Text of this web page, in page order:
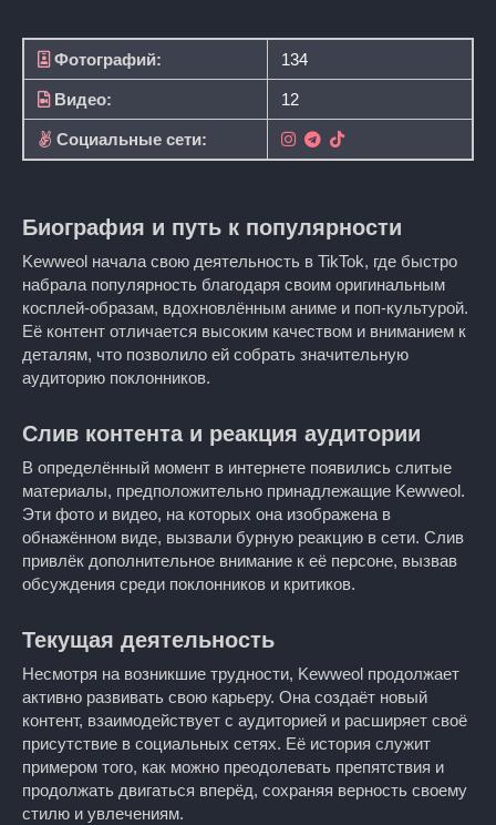
Фотографий: 134
Видео: 12
Социальные сети:
Биография и путь к популярности
Kewweol начала свою деятельность в TikTok, где быстро
набрала популярность благодаря своим оригинальным
косплей-образам, вдохновлённым аниме и поп-культурой.
Её контент отличается высоким качеством и вниманием к
деталям, что позволило ей собрать значительную
аудиторию поклонников.
Слив контента и реакция аудитории
В определённый момент в интернете появились слитые
материалы, предположительно принадлежащие Kewweol.
Эти фото и видео, на которых она изображена в
обнажённом виде, вызвали бурную реакцию в сети. Слив
привлёк дополнительное внимание к её персоне, вызвав
обсуждения среди поклонников и критиков.
Текущая деятельность
Несмотря на возникшие трудности, Kewweol продолжает
активно развивать свою карьеру. Она создаёт новый
контент, взаимодействует с аудиторией и расширяет своё
присутствие в социальных сетях. Её история служит
примером того, как можно преодолевать препятствия и
продолжать двигаться вперёд, сохраняя верность своему
стилю и увлечениям.